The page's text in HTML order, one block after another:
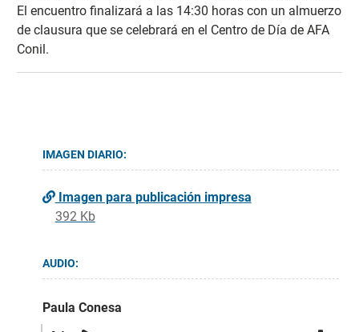
El encuentro finalizará a las 14:30 horas con un almuerzo
de clausura que se celebrará en el Centro de Día de AFA
Conil.
IMAGEN DIARIO:
Imagen para publicación impresa
392 Kb
AUDIO:
Paula Conesa